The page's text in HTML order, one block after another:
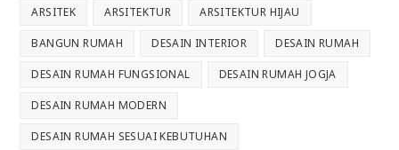
ARSITEK ARSITEKTUR ARSITEKTUR HIJAU
BANGUN RUMAH DESAIN INTERIOR DESAIN RUMAH
DESAIN RUMAH FUNGSIONAL DESAIN RUMAH JOGJA
DESAIN RUMAH MODERN
DESAIN RUMAH SESUAI KEBUTUHAN